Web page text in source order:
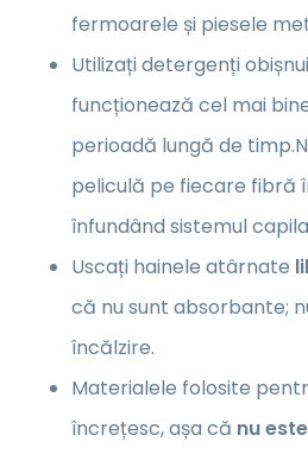
fermoarele și piesele
Utilizați detergenți
funcționează cel mai
perioadă lungă de
peliculă pe fiecare fibră
înfundând sistemul
Uscați hainele atârnate
că nu sunt absorbante;
încălzire.
Materialele folosite
încrețesc, așa că nu